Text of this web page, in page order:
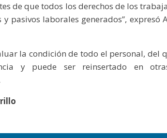
de que todos los derechos de los
pasivos laborales generados”, expresó
la condición de todo el personal, del
y puede ser reinsertado en